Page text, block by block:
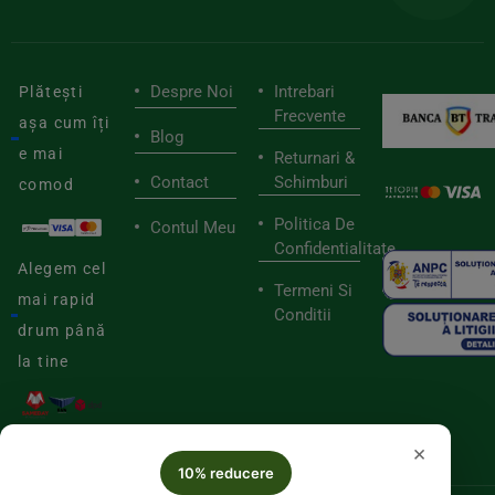
Plătești
așa cum îți
e mai
comod
Alegem cel
mai rapid
drum până
la tine
Despre Noi
Blog
Contact
Contul Meu
Intrebari
Frecvente
Returnari &
Schimburi
Politica De
Confidentialitate
Termeni Si
Conditii
×
10% reducere